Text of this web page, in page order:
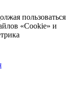
пользоваться
«Cookie» и